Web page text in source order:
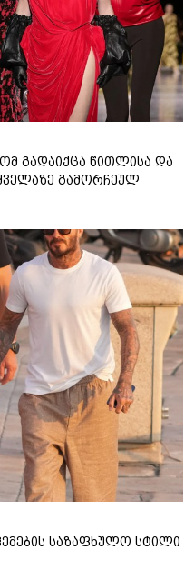
გადაიქცა წითლისა და
გამორჩეულ
საზაფხულო სტილი